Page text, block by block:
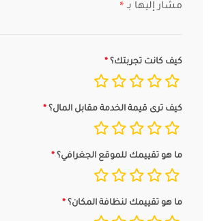
مشار إليها بـ *
كيف كانت تجربتك؟
كيف ترى قيمة الخدمة مقابل المال؟
ما هو تقييمك للموقع الجغرافي؟
ما هو تقييمك لنظافة المكان؟